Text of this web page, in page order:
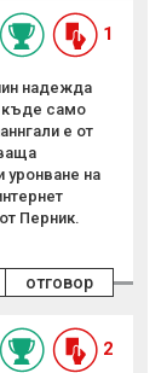
1
надежда
къде само
е от
на
Перник.
отговор
2